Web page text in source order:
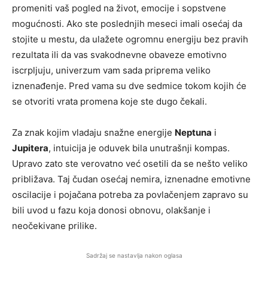
promeniti vaš pogled na život, emocije i sopstvene
mogućnosti. Ako ste poslednjih meseci imali osećaj da
stojite u mestu, da ulažete ogromnu energiju bez pravih
rezultata ili da vas svakodnevne obaveze emotivno
iscrpljuju, univerzum vam sada priprema veliko
iznenađenje. Pred vama su dve sedmice tokom kojih će
se otvoriti vrata promena koje ste dugo čekali.
Za znak kojim vladaju snažne energije Neptuna i
Jupitera, intuicija je oduvek bila unutrašnji kompas.
Upravo zato ste verovatno već osetili da se nešto veliko
približava. Taj čudan osećaj nemira, iznenadne emotivne
oscilacije i pojačana potreba za povlačenjem zapravo su
bili uvod u fazu koja donosi obnovu, olakšanje i
neočekivane prilike.
Sadržaj se nastavlja nakon oglasa